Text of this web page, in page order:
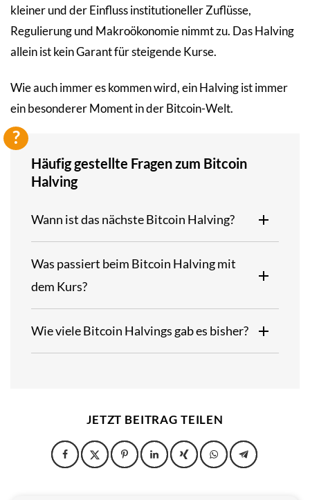
kleiner und der Einfluss institutioneller Zuflüsse,
Regulierung und Makroökonomie nimmt zu. Das Halving
allein ist kein Garant für steigende Kurse.
Wie auch immer es kommen wird, ein Halving ist immer
ein besonderer Moment in der Bitcoin-Welt.
Häufig gestellte Fragen zum Bitcoin
Halving
Wann ist das nächste Bitcoin Halving?
Was passiert beim Bitcoin Halving mit
dem Kurs?
Wie viele Bitcoin Halvings gab es bisher?
JETZT BEITRAG TEILEN